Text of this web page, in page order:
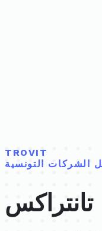
TROVIT
الشركات التونسية
تانتراكس